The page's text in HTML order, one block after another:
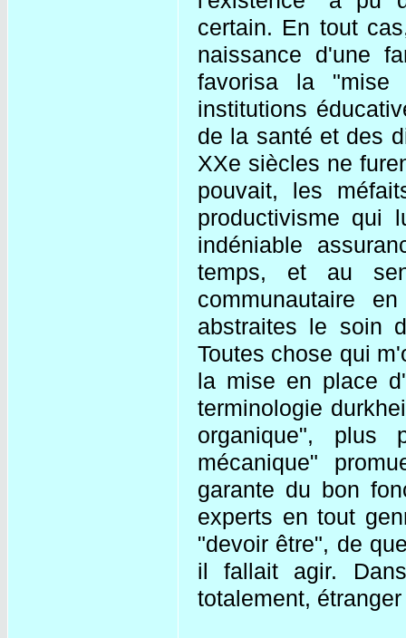
certain. En tout
naissance d'une
favorisa la "mise
institutions
de la santé et des
XXe siècles ne
pouvait, les
productivisme qui
indéniable
temps, et au
communautaire
abstraites le soin
Toutes chose qui
la mise en place
terminologie
organique", plus
mécanique"
garante du bon
experts en tout
"devoir être", de
il fallait agir.
totalement,